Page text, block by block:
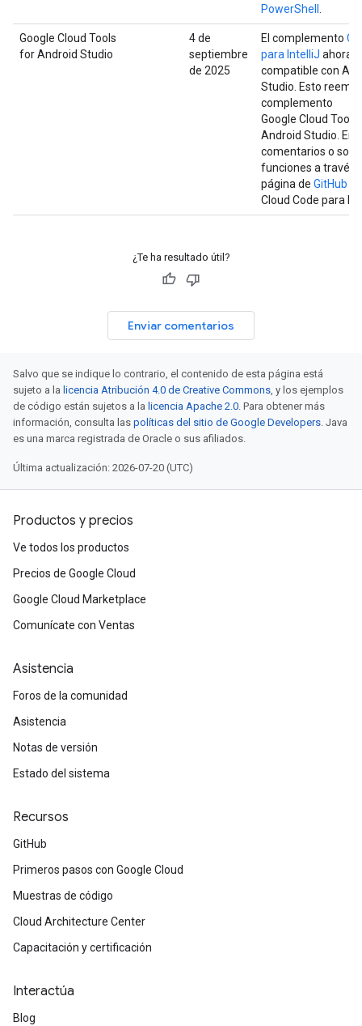
PowerShell
Google Cloud Tools
for Android Studio
4 de
septiembre
de 2025
El complemento
para IntelliJ ahora
compatible con
Studio. Esto
complemento
Google Cloud Tools
Android Studio.
comentarios o
funciones a través
página de GitHub
Cloud Code para
¿Te ha resultado útil?
Enviar comentarios
Salvo que se indique lo contrario, el contenido de esta página está
sujeto a la licencia Atribución 4.0 de Creative Commons, y los ejemplos
de código están sujetos a la licencia Apache 2.0. Para obtener más
información, consulta las políticas del sitio de Google Developers. Java
es una marca registrada de Oracle o sus afiliados.
Última actualización: 2026-07-20 (UTC)
Productos y precios
Ve todos los productos
Precios de Google Cloud
Google Cloud Marketplace
Comunícate con Ventas
Asistencia
Foros de la comunidad
Asistencia
Notas de versión
Estado del sistema
Recursos
GitHub
Primeros pasos con Google Cloud
Muestras de código
Cloud Architecture Center
Capacitación y certificación
Interactúa
Blog